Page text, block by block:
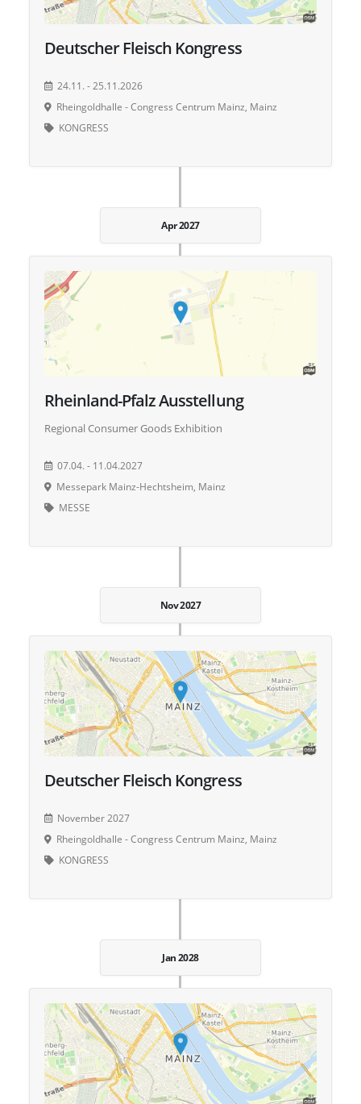
Deutscher Fleisch Kongress
24.11. - 25.11.2026
Rheingoldhalle - Congress Centrum Mainz, Mainz
KONGRESS
Apr 2027
Rheinland-Pfalz Ausstellung
Regional Consumer Goods Exhibition
07.04. - 11.04.2027
Messepark Mainz-Hechtsheim, Mainz
MESSE
Nov 2027
Deutscher Fleisch Kongress
November 2027
Rheingoldhalle - Congress Centrum Mainz, Mainz
KONGRESS
Jan 2028